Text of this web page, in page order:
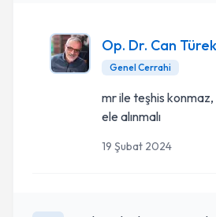
Op. Dr. Can Türek
Genel Cerrahi
mr ile teşhis
ele alınmalı
19 Şubat 2024